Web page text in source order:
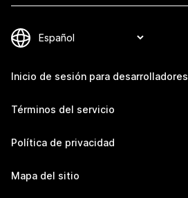
Inicio de sesión para desarrolladores
Términos del servicio
Política de privacidad
Mapa del sitio